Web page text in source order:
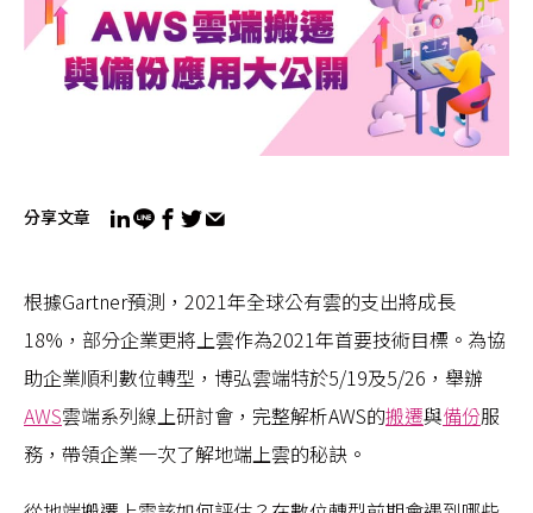
分享文章
根據Gartner預測，2021年全球公有雲的支出將成長
18%，部分企業更將上雲作為2021年首要技術目標。為協
助企業順利數位轉型，博弘雲端特於5/19及5/26，舉辦
AWS雲端系列線上研討會，完整解析AWS的搬遷與備份服
務，帶領企業一次了解地端上雲的秘訣。